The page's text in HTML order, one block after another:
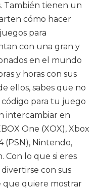
También tienen un
cómo hacer
para
con una gran y
en el mundo
y horas con sus
ellos, sabes que no
para tu juego
intercambiar en
One (XOX), Xbox
(PSN), Nintendo,
Con lo que si eres
con sus
que quiere mostrar